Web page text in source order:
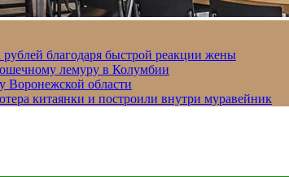
благодаря быстрой реакции жены
лемуру в Колумбии
Воронежской области
китаянки и построили внутри муравейник